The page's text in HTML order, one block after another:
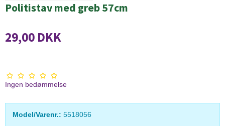
Politistav med greb 57cm
29,00 DKK
Ingen bedømmelse
Model/Varenr.: 5518056